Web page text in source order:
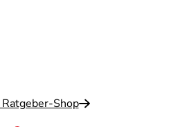
Shop